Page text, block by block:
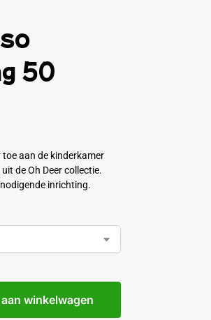
50
toe aan de kinderkamer
de Oh Deer collectie.
inrichting.
winkelwagen